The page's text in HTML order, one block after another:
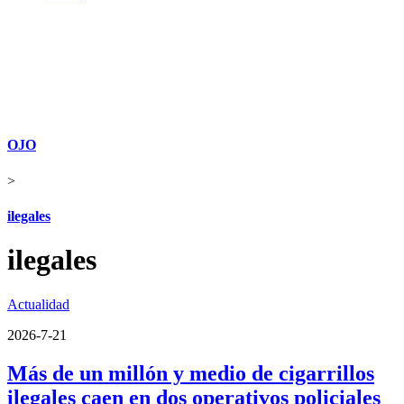
OJO
>
ilegales
ilegales
Actualidad
2026-7-21
Más de un millón y medio de cigarrillos
ilegales caen en dos operativos policiales